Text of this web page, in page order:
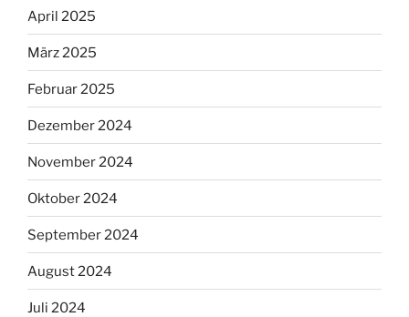
April 2025
März 2025
Februar 2025
Dezember 2024
November 2024
Oktober 2024
September 2024
August 2024
Juli 2024